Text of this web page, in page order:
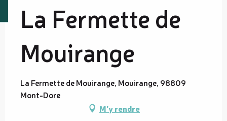
La Fermette de
Mouirange
La Fermette de Mouirange, Mouirange, 98809
Mont-Dore
M'y rendre